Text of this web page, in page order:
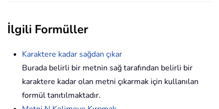
İlgili Formüller
Karaktere kadar sağdan çıkar
Burada belirli bir metnin sağ tarafından belirli bir
karaktere kadar olan metni çıkarmak için kullanılan
formül tanıtılmaktadır.